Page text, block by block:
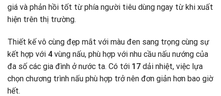
giá và phản hồi tốt từ phía người tiêu dùng ngay từ khi xuất
hiện trên thị trường.
Thiết kế vô cùng đẹp mắt với màu đen sang trọng cùng sự
kết hợp với 4 vùng nấu, phù hợp với nhu cầu nấu nướng của
đa số các gia đình ở nước ta. Có tới 17 dải nhiệt, việc lựa
chọn chương trình nấu phù hợp trở nên đơn giản hơn bao giờ
hết.